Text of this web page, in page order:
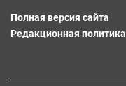
Полная версия сайта
Редакционная политика